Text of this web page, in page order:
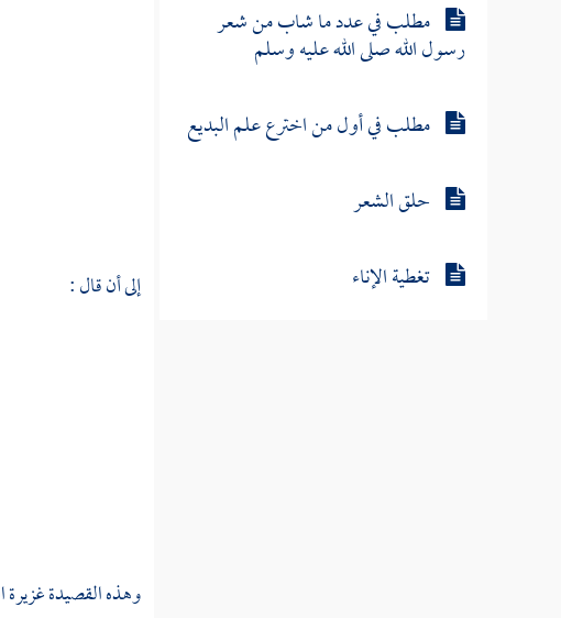
مطلب في عدد ما شاب من شعر
رسول الله صلى الله عليه وسلم
مطلب في أول من اخترع علم البديع
حلق الشعر
تغطية الإناء
إلى أن قال :
وهذه القصيدة غزيرة